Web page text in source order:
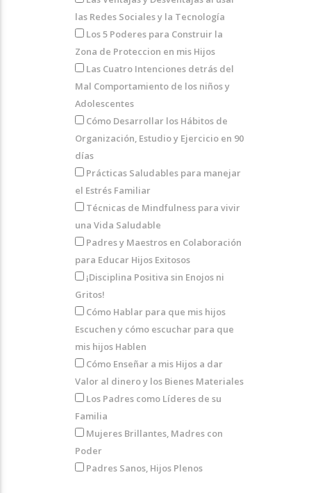
las Redes Sociales y la Tecnología
Los 5 Poderes para Construir la
Zona de Proteccion en mis Hijos
Las Cuatro Intenciones detrás del
Mal Comportamiento de los niños y
Adolescentes
Cómo Desarrollar los Hábitos de
Organización, Estudio y Ejercicio en 90
días
Prácticas Saludables para manejar
el Estrés Familiar
Técnicas de Mindfulness para vivir
una Vida Saludable
Padres y Maestros en Colaboración
para Educar Hijos Exitosos
¡Disciplina Positiva sin Enojos ni
Gritos!
Cómo Hablar para que mis hijos
Escuchen y cómo escuchar para que
mis hijos Hablen
Cómo Enseñar a mis Hijos a dar
Valor al dinero y los Bienes Materiales
Los Padres como Líderes de su
Familia
Mujeres Brillantes, Madres con
Poder
Padres Sanos, Hijos Plenos